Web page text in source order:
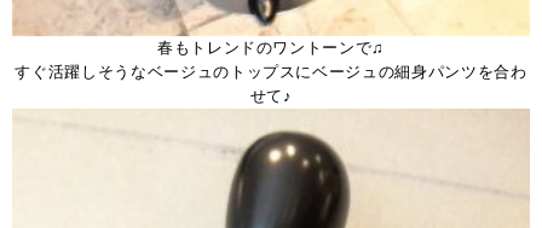
春もトレンドのワントーンで♫
すぐ活躍しそうなベージュのトップスにベージュの細身パンツを合わ
せて♪